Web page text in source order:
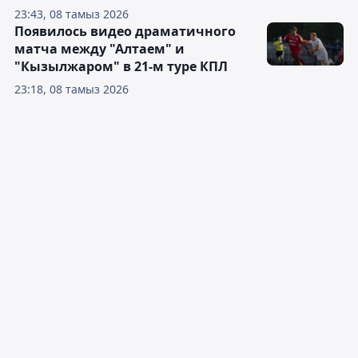
23:43, 08 тамыз 2026
23:18, 08 тамыз 2026
Появилось видео драматичного
матча между "Алтаем" и
"Кызылжаром" в 21-м туре КПЛ